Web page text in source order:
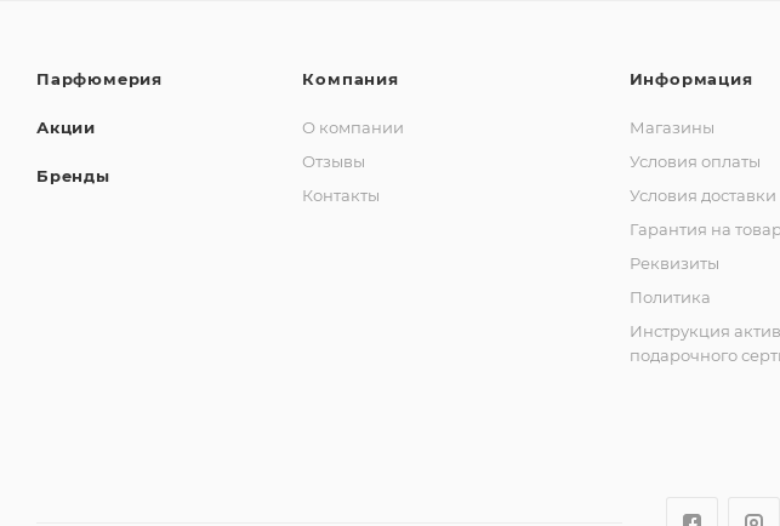
Парфюмерия
Акции
Бренды
Компания
О компании
Отзывы
Контакты
Информация
Магазины
Условия оплаты
Условия доставки
Гарантия на товар
Реквизиты
Политика
Инструкция
подарочного